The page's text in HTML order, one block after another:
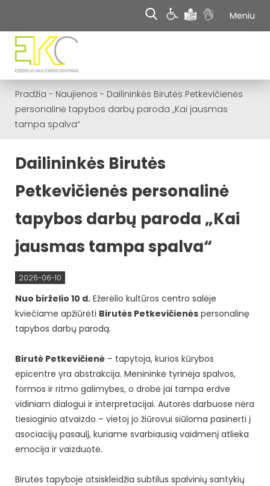
Meniu
Pradžia - Naujienos - Dailininkės Birutės Petkevičienės
personalinė tapybos darbų paroda „Kai jausmas
tampa spalva“
Dailininkės Birutės
Petkevičienės personalinė
tapybos darbų paroda „Kai
jausmas tampa spalva“
2026-06-10
Nuo birželio 10 d. Ežerėlio kultūros centro salėje
kviečiame apžiūrėti Birutės Petkevičienės personalinę
tapybos darbų parodą.
Birutė Petkevičienė – tapytoja, kurios kūrybos
epicentre yra abstrakcija. Menininkė tyrinėja spalvos,
formos ir ritmo galimybes, o drobė jai tampa erdve
vidiniam dialogui ir interpretacijai. Autorės darbuose nėra
tiesioginio atvaizdo – vietoj jo žiūrovui siūloma pasinerti į
asociacijų pasaulį, kuriame svarbiausią vaidmenį atlieka
emocija ir vaizduotė.
Birutės tapyboje atsiskleidžia subtilus spalvinių santykių